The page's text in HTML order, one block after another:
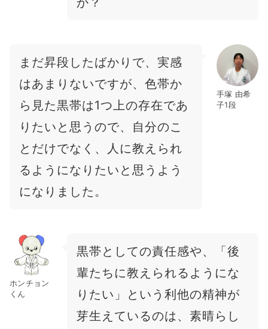
手塚 由希
子1段
まだ昇段したばかりで、実感
はあまりないですが、色帯か
ら見た黒帯は1つ上の存在であ
りたいと思うので、自分のこ
とだけでなく、人に教えられ
るようになりたいと思うよう
になりました。
ホンチョン
くん
黒帯としての責任感や、「後
輩たちに教えられるようにな
りたい」という利他の精神が
芽生えているのは、素晴らし